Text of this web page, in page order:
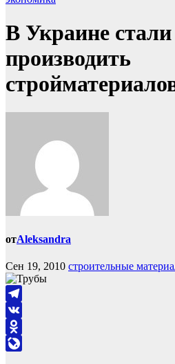
В Украине
производить
отAleksandra
Сен 19, 2010 строительные
Telegram
VK
Odnoklassniki